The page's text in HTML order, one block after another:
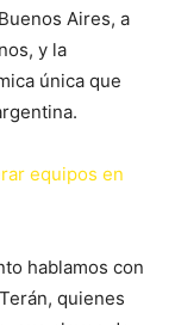
Aires, a
y la
única que
equipos en
hablamos con
quienes